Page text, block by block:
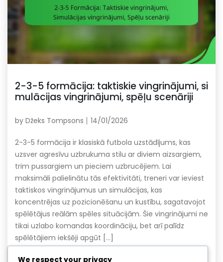
2-3-5 formācija: taktiskie vingrinājumi, si
mulācijas vingrinājumi, spēļu scenāriji
by Džeks Tompsons 14/01/2026
2-3-5 formācija ir klasiskā futbola uzstādījums, kas
uzsver agresīvu uzbrukuma stilu ar diviem aizsargiem,
trim pussargiem un pieciem uzbrucējiem. Lai
maksimāli palielinātu tās efektivitāti, treneri var ieviest
taktiskos vingrinājumus un simulācijas, kas
koncentrējas uz pozicionēšanu un kustību, sagatavojot
spēlētājus reālām spēles situācijām. Šie vingrinājumi ne
tikai uzlabo komandas koordināciju, bet arī palīdz
spēlētājiem iekšēji apgūt […]
Read More
We respect your privacy